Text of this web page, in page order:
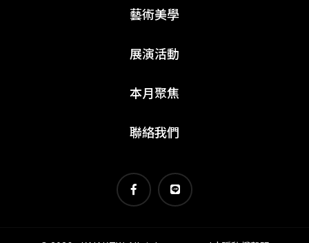
藝術美學
展演活動
本月聚焦
聯絡我們